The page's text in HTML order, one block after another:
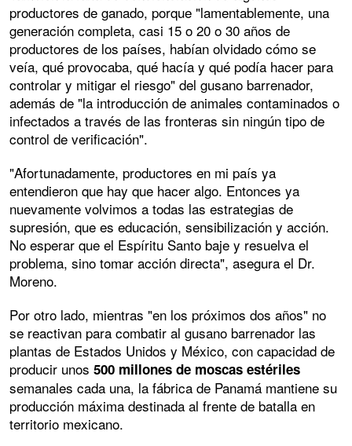
productores de ganado, porque "lamentablemente, una
generación completa, casi 15 o 20 o 30 años de
productores de los países, habían olvidado cómo se
veía, qué provocaba, qué hacía y qué podía hacer para
controlar y mitigar el riesgo" del gusano barrenador,
además de "la introducción de animales contaminados o
infectados a través de las fronteras sin ningún tipo de
control de verificación".
"Afortunadamente, productores en mi país ya
entendieron que hay que hacer algo. Entonces ya
nuevamente volvimos a todas las estrategias de
supresión, que es educación, sensibilización y acción.
No esperar que el Espíritu Santo baje y resuelva el
problema, sino tomar acción directa", asegura el Dr.
Moreno.
Por otro lado, mientras "en los próximos dos años" no
se reactivan para combatir al gusano barrenador las
plantas de Estados Unidos y México, con capacidad de
producir unos 500 millones de moscas estériles
semanales cada una, la fábrica de Panamá mantiene su
producción máxima destinada al frente de batalla en
territorio mexicano.